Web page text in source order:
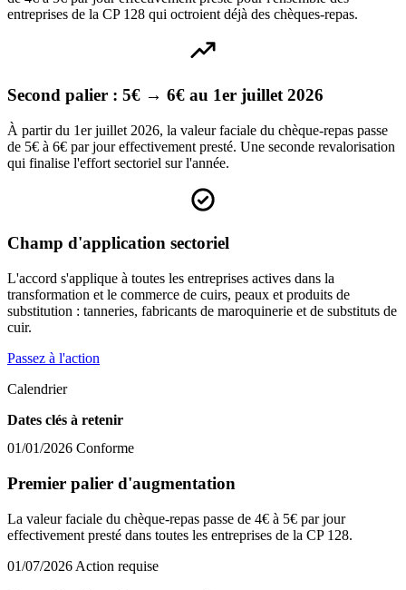
entreprises de la CP 128 qui octroient déjà des chèques-repas.
Second palier : 5€ → 6€ au 1er juillet 2026
À partir du 1er juillet 2026, la valeur faciale du chèque-repas passe
de 5€ à 6€ par jour effectivement presté. Une seconde revalorisation
qui finalise l'effort sectoriel sur l'année.
Champ d'application sectoriel
L'accord s'applique à toutes les entreprises actives dans la
transformation et le commerce de cuirs, peaux et produits de
substitution : tanneries, fabricants de maroquinerie et de substituts de
cuir.
Passez à l'action
Calendrier
Dates clés à retenir
01/01/2026 Conforme
Premier palier d'augmentation
La valeur faciale du chèque-repas passe de 4€ à 5€ par jour
effectivement presté dans toutes les entreprises de la CP 128.
01/07/2026 Action requise